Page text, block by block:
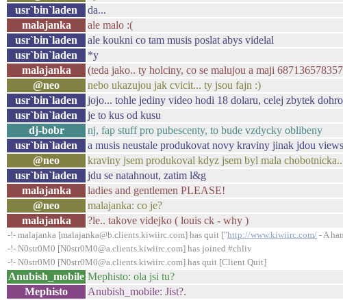
usr`bin`laden
da...
malajanka
ale malo :(
usr`bin`laden
ale koukni co tam musis poslat abys videlal
usr`bin`laden
*y
malajanka
(teda jako.. ty holciny, co se malujou a maji
@neo
nebo ukazujou jak cvicit... ty jsou fajn :)
usr`bin`laden
jojo... tohle jediny video hodi 18 dolaru, celej zbytek
usr`bin`laden
je to kus od kusu
dj-bobr
nj, fap stuff pro pubescenty, to bude vzdycky oblibeny
usr`bin`laden
a musis neustale produkovat novy kraviny jinak jdou
@neo
kraviny jsem produkoval kdyz jsem byl mala
usr`bin`laden
jdu se natahnout, zatim l&g
malajanka
ladies and gentlemen PLEASE!
@neo
malajanka: co je?
malajanka
?le.. takove videjko ( louis ck - why )
-!- malajanka [malajanka@b.clients.kiwiirc.com] has quit ["http://www.kiwiirc.com/ - A
-!- N0str0M0 [N0str0M0@a.clients.kiwiirc.com] has joined #chliv
-!- N0str0M0 [N0str0M0@a.clients.kiwiirc.com] has quit [Client Quit]
Anubish_mobile Mephisto: ola jsi tu?
Mephisto
Anubish_mobile: Jist?.